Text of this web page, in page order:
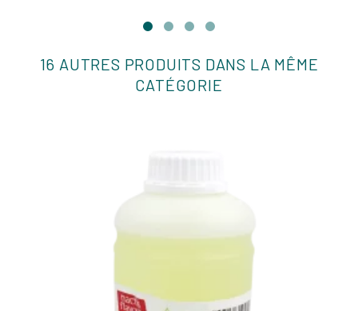
16 AUTRES PRODUITS DANS LA MÊME
CATÉGORIE